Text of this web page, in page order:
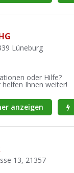
Lüneburg
oder Hilfe?
helfen Ihnen weiter!
anzeigen
13, 21357